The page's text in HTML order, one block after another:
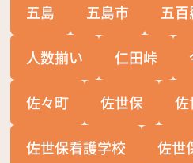
五島 五島市 五
人数揃い 仁田峠
佐々町 佐世保 佐
佐世保看護学校 佐世